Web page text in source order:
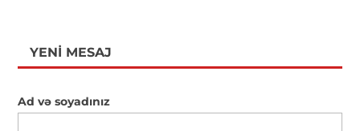
YENI MESAJ
Ad və soyadınız